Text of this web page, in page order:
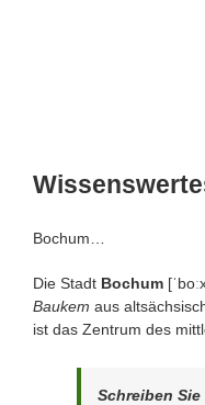
Bochum…
Die Stadt Bochum
Baukem aus
ist das Zentrum des
Schreiben